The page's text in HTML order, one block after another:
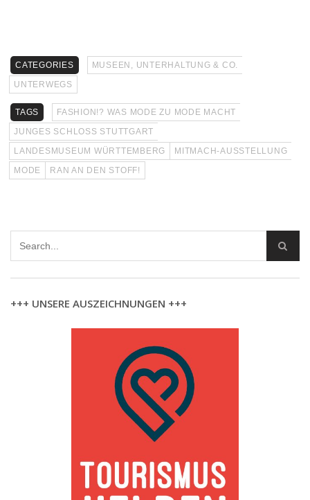
CATEGORIES
MUSEEN, UNTERHALTUNG & CO.
UNTERWEGS
TAGS
FASHION!? WAS MODE ZU MODE MACHT
JUNGES SCHLOSS STUTTGART
LANDESMUSEUM WÜRTTEMBERG
MITMACH-AUSSTELLUNG
MODE
RAN AN DEN STOFF!
+++ UNSERE AUSZEICHNUNGEN +++